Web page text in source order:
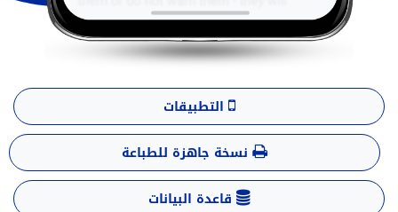
التطبيقات
نسخة جاهزة للطباعة
قاعدة البيانات